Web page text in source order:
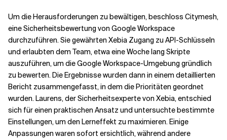
Um die Herausforderungen zu bewältigen, beschloss Citymesh,
eine Sicherheitsbewertung von Google Workspace
durchzuführen. Sie gewährten Xebia Zugang zu API-Schlüsseln
und erlaubten dem Team, etwa eine Woche lang Skripte
auszuführen, um die Google Workspace-Umgebung gründlich
zu bewerten. Die Ergebnisse wurden dann in einem detaillierten
Bericht zusammengefasst, in dem die Prioritäten geordnet
wurden. Laurens, der Sicherheitsexperte von Xebia, entschied
sich für einen praktischen Ansatz und untersuchte bestimmte
Einstellungen, um den Lerneffekt zu maximieren. Einige
Anpassungen waren sofort ersichtlich, während andere